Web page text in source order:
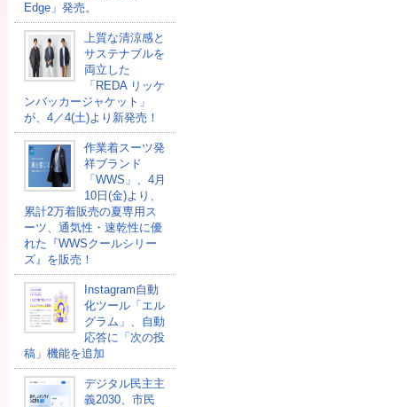
Edge」発売。
上質な清涼感と
サステナブルを
両立した
「REDA リッケ
ンバッカージャケット」
が、4／4(土)より新発売！
作業着スーツ発
祥ブランド
「WWS」、4月
10日(金)より、
累計2万着販売の夏専用ス
ーツ、通気性・速乾性に優
れた『WWSクールシリー
ズ』を販売！
Instagram自動
化ツール「エル
グラム」、自動
応答に「次の投
稿」機能を追加
デジタル民主主
義2030、市民